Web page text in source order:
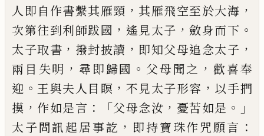
人即自作書繫其雁頸 ，其雁飛空至於大海 ，
次第往到利師跋國 ， 遙見太子 ，斂身而下 。
太子取書 ， 撥封披讀 ， 即知父母追念太子 ，
兩目失明 ， 尋即歸國 。 父母聞之 ， 歡喜奉
迎 。 王與夫人目瞑 ， 不見太子形容 ， 以手捫
摸 ， 作如是言 ：「父母念汝 ， 憂苦如是 。」
太子問訊起居事訖 ， 即持寶珠作咒願言 ：